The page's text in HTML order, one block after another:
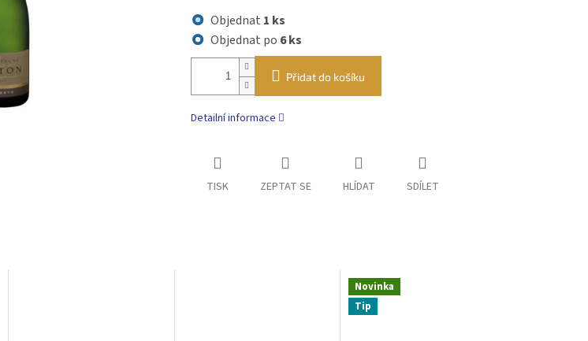
Objednat 1 ks
Objednat po 6 ks
Přidat do košíku
Detailní informace
TISK ZEPTAT SE HLÍDAT SDÍLET
Novinka
Tip